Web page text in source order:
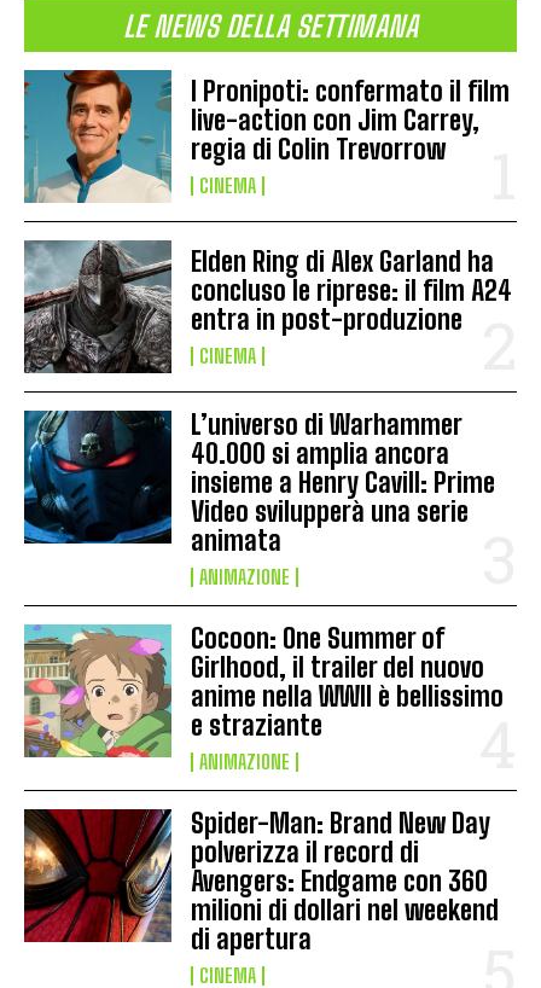
LE NEWS DELLA SETTIMANA
I Pronipoti: confermato il film
live-action con Jim Carrey,
regia di Colin Trevorrow
CINEMA
Elden Ring di Alex Garland ha
concluso le riprese: il film A24
entra in post-produzione
CINEMA
L’universo di Warhammer
40.000 si amplia ancora
insieme a Henry Cavill: Prime
Video svilupperà una serie
animata
ANIMAZIONE
Cocoon: One Summer of
Girlhood, il trailer del nuovo
anime nella WWII è bellissimo
e straziante
ANIMAZIONE
Spider-Man: Brand New Day
polverizza il record di
Avengers: Endgame con 360
milioni di dollari nel weekend
di apertura
CINEMA